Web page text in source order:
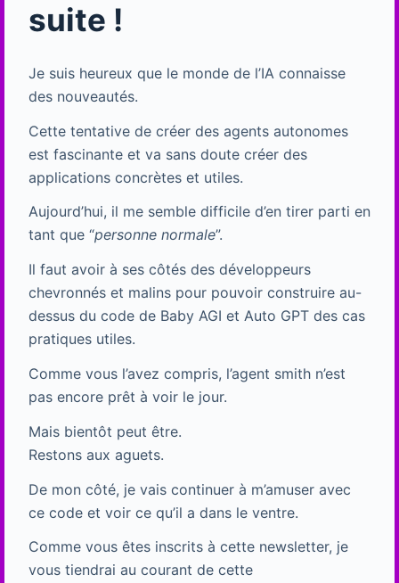
suite !
Je suis heureux que le monde de l’IA connaisse
des nouveautés.
Cette tentative de créer des agents autonomes
est fascinante et va sans doute créer des
applications concrètes et utiles.
Aujourd’hui, il me semble difficile d’en tirer parti en
tant que “personne normale”.
Il faut avoir à ses côtés des développeurs
chevronnés et malins pour pouvoir construire au-
dessus du code de Baby AGI et Auto GPT des cas
pratiques utiles.
Comme vous l’avez compris, l’agent smith n’est
pas encore prêt à voir le jour.
Mais bientôt peut être.
Restons aux aguets.
De mon côté, je vais continuer à m’amuser avec
ce code et voir ce qu’il a dans le ventre.
Comme vous êtes inscrits à cette newsletter, je
vous tiendrai au courant de cette